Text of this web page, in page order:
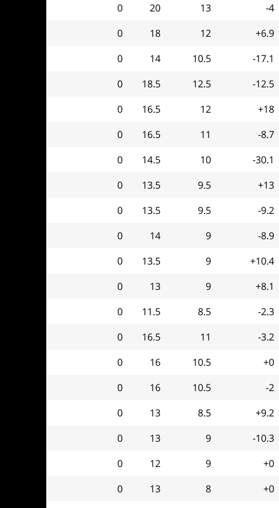
-4
13
20
0
+6.9
12
18
0
-17.1
10.5
14
0
-12.5
12.5
18.5
0
+18
12
16.5
0
-8.7
11
16.5
0
-30.1
10
14.5
0
+13
9.5
13.5
0
-9.2
9.5
13.5
0
-8.9
9
14
0
+10.4
9
13.5
0
+8.1
9
13
0
-2.3
8.5
11.5
0
-3.2
11
16.5
0
+0
10.5
16
0
-2
10.5
16
0
+9.2
8.5
13
0
-10.3
9
13
0
+0
9
12
0
+0
8
13
0